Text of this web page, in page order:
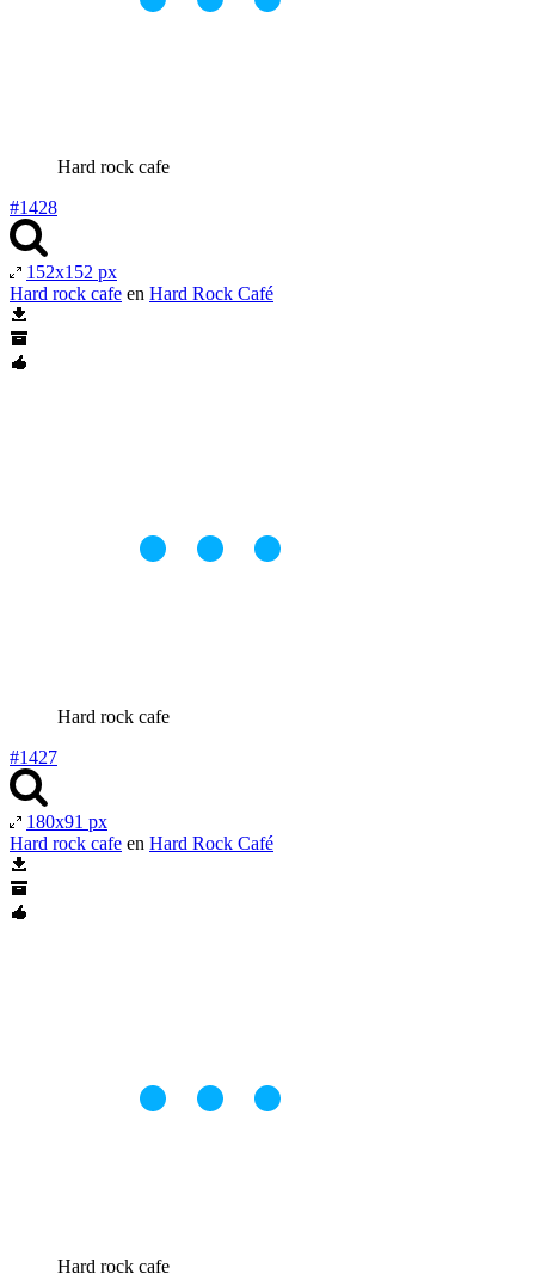
Hard rock cafe
#1428
152x152 px
Hard rock cafe en Hard Rock Café
Hard rock cafe
#1427
180x91 px
Hard rock cafe en Hard Rock Café
Hard rock cafe